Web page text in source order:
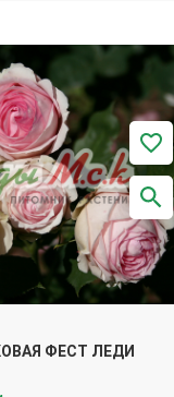
ФЕСТ ЛЕДИ